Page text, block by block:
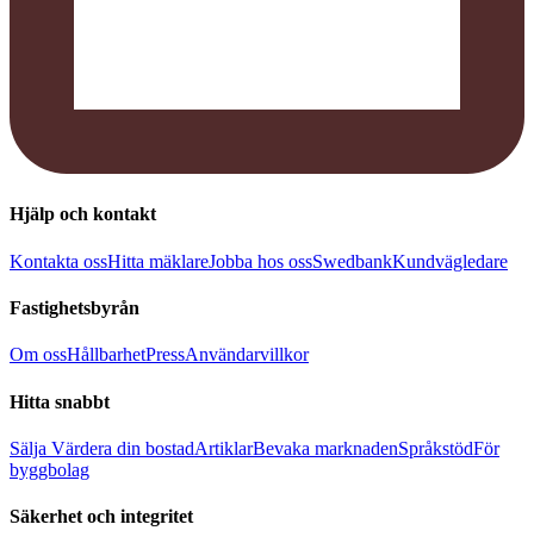
Hjälp och kontakt
Kontakta ossHitta mäklareJobba hos ossSwedbankKundvägledare
Fastighetsbyrån
Om ossHållbarhetPressAnvändarvillkor
Hitta snabbt
Sälja Värdera din bostadArtiklarBevaka marknadenSpråkstödFör
byggbolag
Säkerhet och integritet